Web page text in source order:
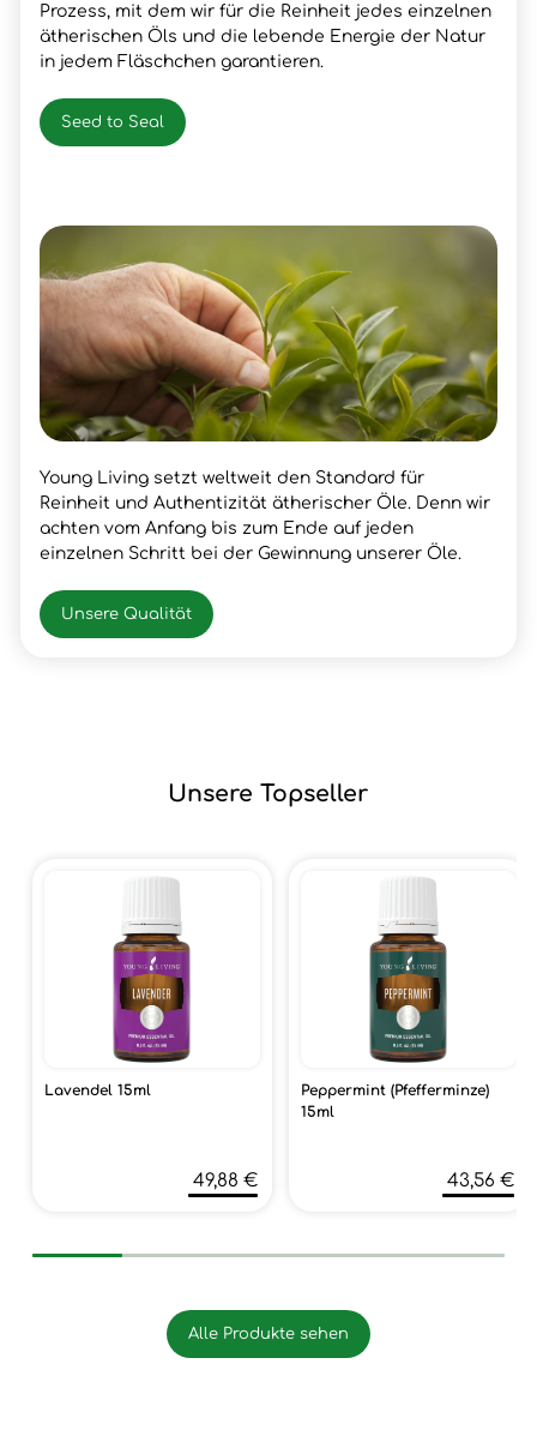
Prozess, mit dem wir für die Reinheit jedes einzelnen
ätherischen Öls und die lebende Energie der Natur
in jedem Fläschchen garantieren.
Seed to Seal
Young Living setzt weltweit den Standard für
Reinheit und Authentizität ätherischer Öle. Denn wir
achten vom Anfang bis zum Ende auf jeden
einzelnen Schritt bei der Gewinnung unserer Öle.
Unsere Qualität
Unsere Topseller
Lavendel 15ml
49,88 €
Peppermint (Pfefferminze)
15ml
43,56 €
Alle Produkte sehen